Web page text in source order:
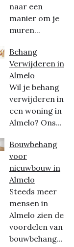
naar een
manier om je
muren...
Behang
Verwijderen in
Almelo
Wil je behang
verwijderen in
een woning in
Almelo? Ons...
Bouwbehang
voor
nieuwbouw in
Almelo
Steeds meer
mensen in
Almelo zien de
voordelen van
bouwbehang...